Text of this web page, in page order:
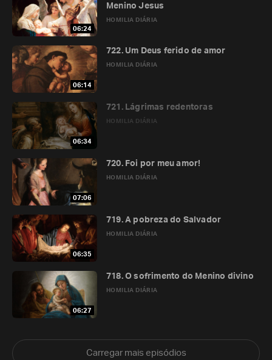
06:24
HOMILIA DIÁRIA
Menino Jesus
06:14
HOMILIA DIÁRIA
722. Um Deus ferido de amor
06:34
HOMILIA DIÁRIA
721. Lágrimas redentoras
07:06
HOMILIA DIÁRIA
720. Foi por meu amor!
06:35
HOMILIA DIÁRIA
719. A pobreza do Salvador
06:27
HOMILIA DIÁRIA
718. O sofrimento do Menino divino
Carregar mais episódios